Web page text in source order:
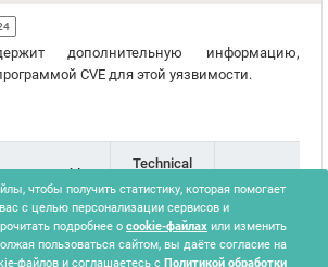
дополнительную информацию,
CVE для этой уязвимости.
Automatable
Technical
Impact
Версия
no partial 2.0.3
чтобы получить статистику, которая помогает
с целью персонализации сервисов и
подробнее о cookie-файлах или изменить
пользоваться сайтом, вы даёте согласие на
файлов и соглашаетесь с Политикой обработки